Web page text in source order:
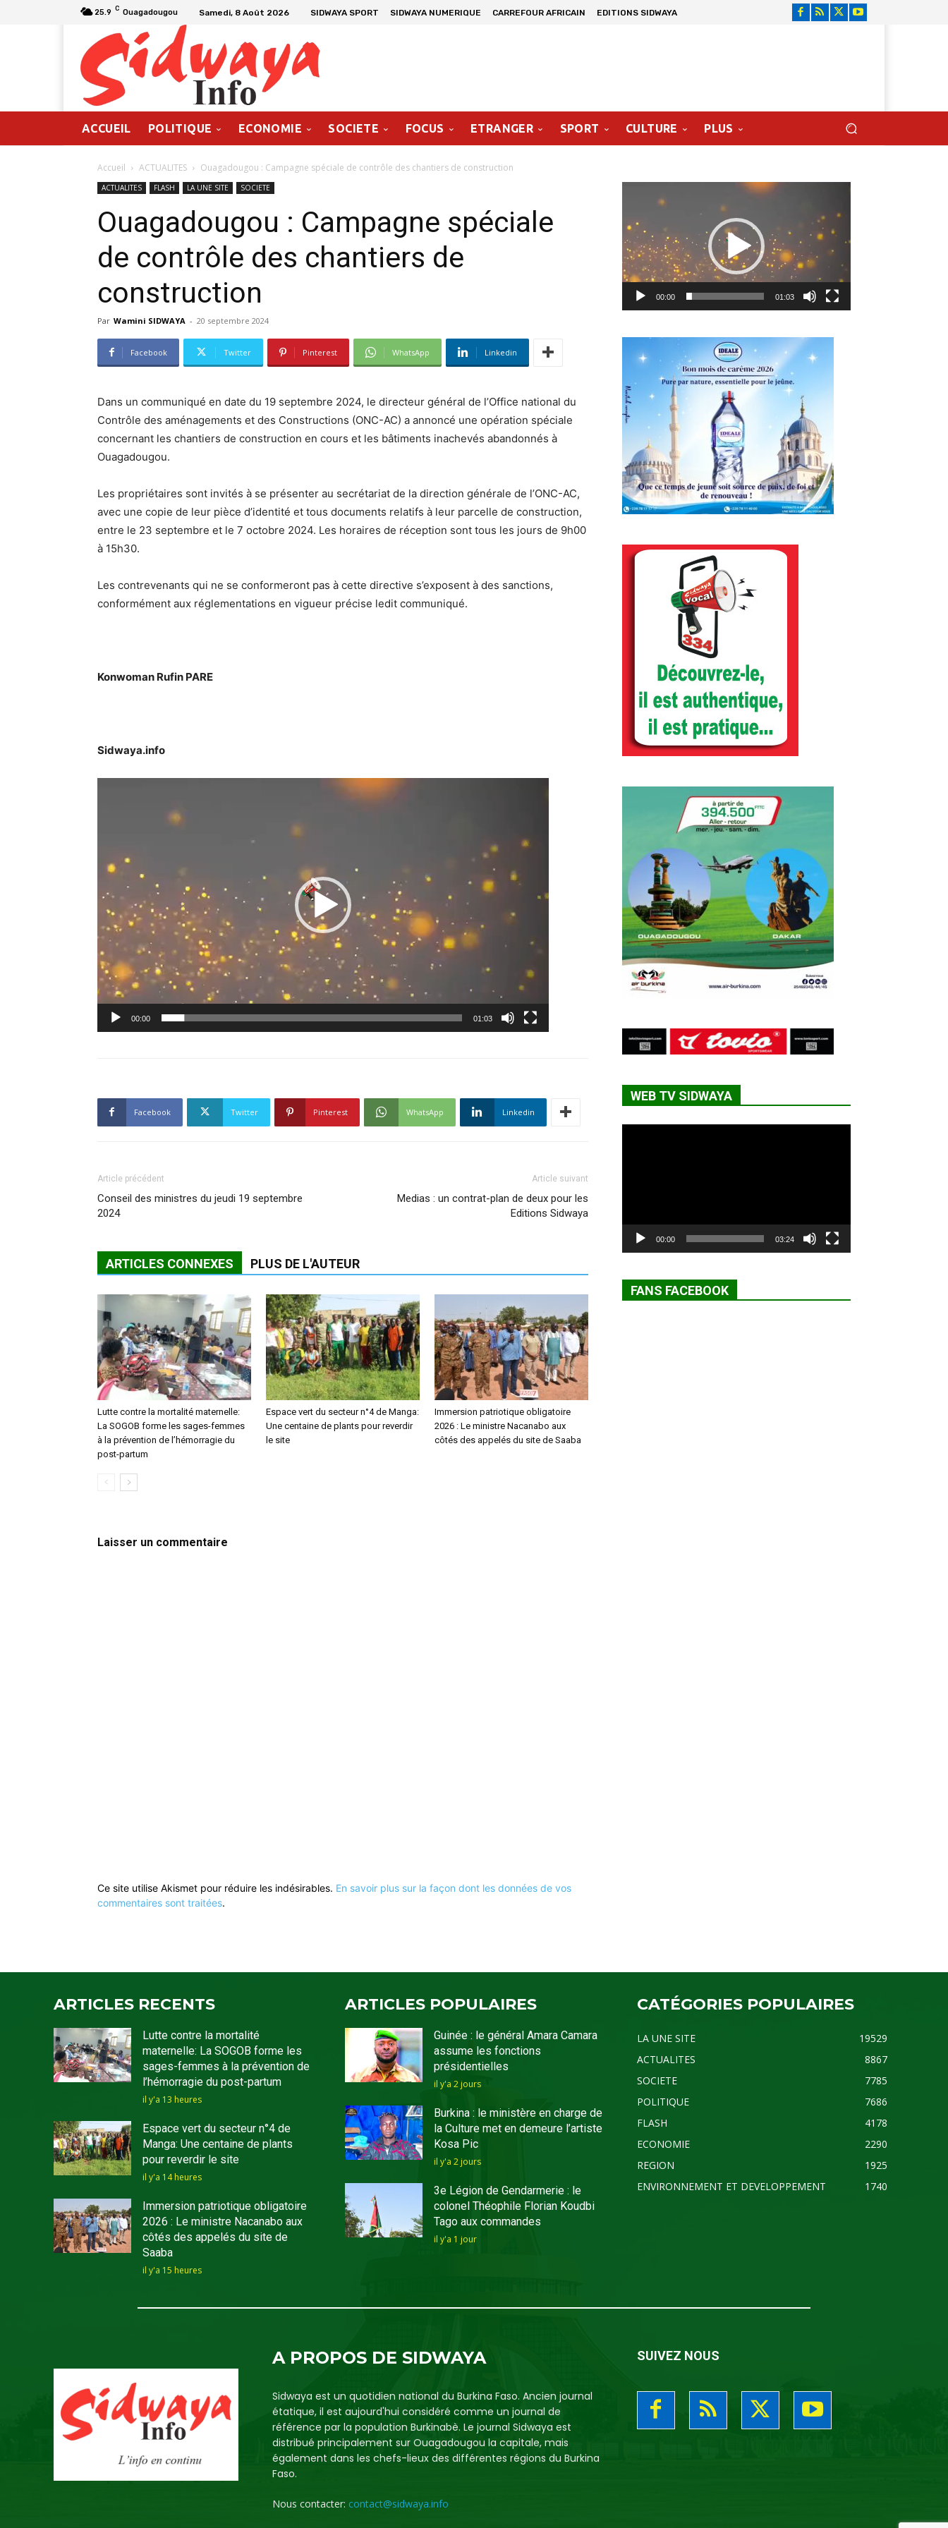
25.9 C Ouagadougou Samedi, 8 Août 2026 SIDWAYA SPORT SIDWAYA NUMERIQUE CARREFOUR AFRICAIN EDITIONS SIDWAYA
ACCUEIL POLITIQUE ECONOMIE SOCIETE FOCUS ETRANGER SPORT CULTURE PLUS
Accueil ACTUALITES Ouagadougou : Campagne spéciale de contrôle des chantiers de construction
ACTUALITES FLASH LA UNE SITE SOCIETE
Ouagadougou : Campagne spéciale
de contrôle des chantiers de
construction
Par Wamini SIDWAYA - 20 septembre 2024
Facebook Twitter Pinterest WhatsApp Linkedin
Dans un communiqué en date du 19 septembre 2024, le directeur général de l’Office national du
Contrôle des aménagements et des Constructions (ONC-AC) a annoncé une opération spéciale
concernant les chantiers de construction en cours et les bâtiments inachevés abandonnés à
Ouagadougou.
Les propriétaires sont invités à se présenter au secrétariat de la direction générale de l’ONC-AC,
avec une copie de leur pièce d’identité et tous documents relatifs à leur parcelle de construction,
entre le 23 septembre et le 7 octobre 2024. Les horaires de réception sont tous les jours de 9h00
à 15h30.
Les contrevenants qui ne se conformeront pas à cette directive s’exposent à des sanctions,
conformément aux réglementations en vigueur précise ledit communiqué.
Konwoman Rufin PARE
Sidwaya.info
Lecteur
00:00 01:03
Facebook Twitter Pinterest WhatsApp Linkedin
Article précédent
Conseil des ministres du jeudi 19 septembre
2024
Article suivant
Medias : un contrat-plan de deux pour les
Editions Sidwaya
ARTICLES CONNEXES PLUS DE L'AUTEUR
Lutte contre la mortalité maternelle:
La SOGOB forme les sages-femmes
à la prévention de l’hémorragie du
post-partum
Espace vert du secteur n°4 de Manga:
Une centaine de plants pour reverdir
le site
Immersion patriotique obligatoire
2026 : Le ministre Nacanabo aux
côtés des appelés du site de Saaba
Laisser un commentaire
Ce site utilise Akismet pour réduire les indésirables. En savoir plus sur la façon dont les données de vos
commentaires sont traitées.
00:00 01:03
WEB TV SIDWAYA
00:00 03:24
FANS FACEBOOK
ARTICLES RECENTS
Lutte contre la mortalité
maternelle: La SOGOB forme les
sages-femmes à la prévention de
l’hémorragie du post-partum
il y'a 13 heures
Espace vert du secteur n°4 de
Manga: Une centaine de plants
pour reverdir le site
il y'a 14 heures
Immersion patriotique obligatoire
2026 : Le ministre Nacanabo aux
côtés des appelés du site de
Saaba
il y'a 15 heures
ARTICLES POPULAIRES
Guinée : le général Amara Camara
assume les fonctions
présidentielles
il y'a 2 jours
Burkina : le ministère en charge de
la Culture met en demeure l’artiste
Kosa Pic
il y'a 2 jours
3e Légion de Gendarmerie : le
colonel Théophile Florian Koudbi
Tago aux commandes
il y'a 1 jour
CATÉGORIES POPULAIRES
LA UNE SITE
19529
ACTUALITES
8867
SOCIETE
7785
POLITIQUE
7686
FLASH
4178
ECONOMIE
2290
REGION
1925
ENVIRONNEMENT ET DEVELOPPEMENT
1740
A PROPOS DE SIDWAYA
Sidwaya est un quotidien national du Burkina Faso. Ancien journal
étatique, il est aujourd'hui considéré comme un journal de
référence par la population Burkinabè. Le journal Sidwaya est
distribué principalement sur Ouagadougou la capitale, mais
également dans les chefs-lieux des différentes régions du Burkina
Faso.
Nous contacter: contact@sidwaya.info
SUIVEZ NOUS